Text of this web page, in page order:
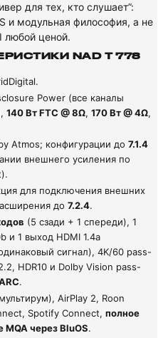
для тех, кто слушает”:
и модульная философия, а не
любой ценой.
NAD T 778
Power (все каналы
140 Вт FTC @ 8Ω, 170 Вт @ 4Ω,
Atmos; конфигурации до 7.1.4
внешнего усиления по
для подключения внешних
до 7.2.4.
(5 сзади + 1 спереди), 1
и 1 выход HDMI 1.4a
сигнал), 4K/60 pass-
HDR10 и Dolby Vision pass-
.
AirPlay 2, Roon
Spotify Connect, полное
через BluOS.